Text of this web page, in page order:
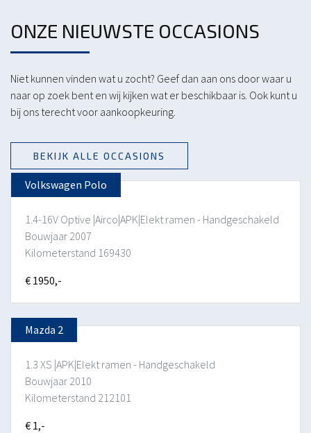
ONZE NIEUWSTE OCCASIONS
Niet kunnen vinden wat u zocht? Geef dan aan ons door waar u
naar op zoek bent en wij kijken wat er beschikbaar is. Ook kunt u
bij ons terecht voor aankoopkeuring.
BEKIJK ALLE OCCASIONS
Volkswagen Polo
1.4-16V Optive |Airco|APK|Elekt ramen - Handgeschakeld
Bouwjaar 2007
Kilometerstand 169430
€ 1950,-
Mazda 2
1.3 XS |APK|Elekt ramen - Handgeschakeld
Bouwjaar 2010
Kilometerstand 212101
€ 1,-